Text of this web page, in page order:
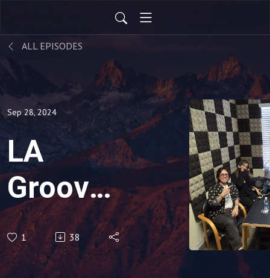
ALL EPISODES
Sep 28, 2024
LA
Groove
Radio
V006-
1 38